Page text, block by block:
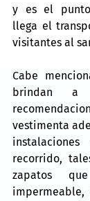
y es el
llega el
visitantes al
Cabe
brindan a
vestimenta
recorrido,
zapatos